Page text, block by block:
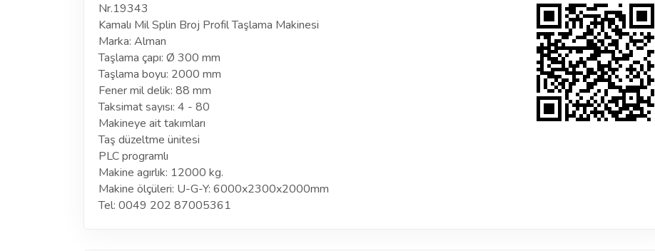
Nr.19343
Kamalı Mil Splin Broj Profil Taşlama Makinesi
Marka: Alman
Taşlama çapı: Ø 300 mm
Taşlama boyu: 2000 mm
Fener mil delik: 88 mm
Taksimat sayısı: 4 - 80
Makineye ait takımları
Taş düzeltme ünitesi
PLC programlı
Makine agırlık: 12000 kg.
Makine ölçüleri: U-G-Y: 6000x2300x2000mm
Tel: 0049 202 87005361